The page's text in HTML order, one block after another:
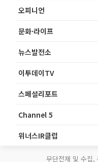
오피니언
문화·라이프
뉴스발전소
이투데이TV
스페셜리포트
Channel 5
위너스IR클럽
무단전재 및 수집,